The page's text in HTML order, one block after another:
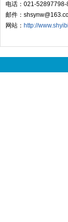
电话：021-52897798-
邮件：
网站： http://